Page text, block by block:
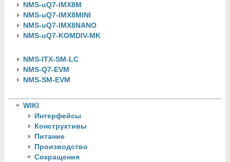
NMS-uQ7-IMX8M
NMS-uQ7-IMX8MINI
NMS-uQ7-IMX8NANO
NMS-uQ7-KOMDIV-MK
NMS-ITX-SM-LC
NMS-Q7-EVM
NMS-SM-EVM
WIKI
Интерфейсы
Конструктивы
Питание
Производство
Сокращения